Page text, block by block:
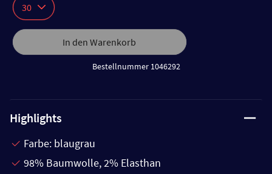
30
In den Warenkorb
Bestellnummer 1046292
Highlights
Farbe: blaugrau
98% Baumwolle, 2% Elasthan